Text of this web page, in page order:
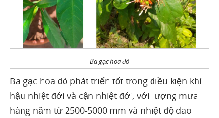
Ba gạc hoa đỏ
Ba gạc hoa đỏ phát triển tốt trong điều kiện khí
hậu nhiệt đới và cận nhiệt đới, với lượng mưa
hàng năm từ 2500-5000 mm và nhiệt độ dao